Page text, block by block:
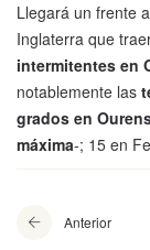
Llegará un frente
Inglaterra que
intermitentes en
notablemente las
grados en
máxima-; 15 en
Anterior